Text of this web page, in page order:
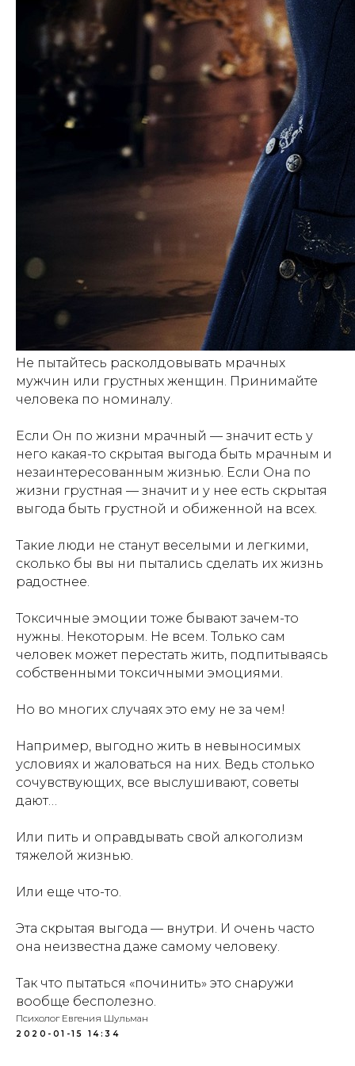
Не пытайтесь расколдовывать мрачных
мужчин или грустных женщин. Принимайте
человека по номиналу.
Если Он по жизни мрачный — значит есть у
него какая-то скрытая выгода быть мрачным и
незаинтересованным жизнью. Если Она по
жизни грустная — значит и у нее есть скрытая
выгода быть грустной и обиженной на всех.
Такие люди не станут веселыми и легкими,
сколько бы вы ни пытались сделать их жизнь
радостнее.
Токсичные эмоции тоже бывают зачем-то
нужны. Некоторым. Не всем. Только сам
человек может перестать жить, подпитываясь
собственными токсичными эмоциями.
Но во многих случаях это ему не за чем!
Например, выгодно жить в невыносимых
условиях и жаловаться на них. Ведь столько
сочувствующих, все выслушивают, советы
дают…
Или пить и оправдывать свой алкоголизм
тяжелой жизнью.
Или еще что-то.
Эта скрытая выгода — внутри. И очень часто
она неизвестна даже самому человеку.
Так что пытаться «починить» это снаружи
вообще бесполезно.
Психолог Евгения Шульман
2020-01-15 14:34